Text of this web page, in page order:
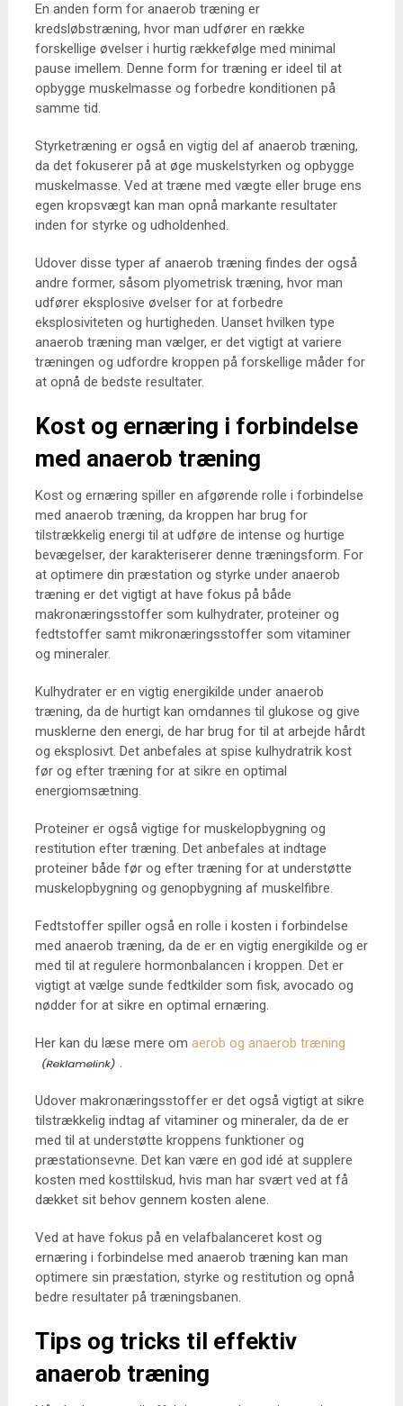
En anden form for anaerob træning er
kredsløbstræning, hvor man udfører en række
forskellige øvelser i hurtig rækkefølge med minimal
pause imellem. Denne form for træning er ideel til at
opbygge muskelmasse og forbedre konditionen på
samme tid.
Styrketræning er også en vigtig del af anaerob træning,
da det fokuserer på at øge muskelstyrken og opbygge
muskelmasse. Ved at træne med vægte eller bruge ens
egen kropsvægt kan man opnå markante resultater
inden for styrke og udholdenhed.
Udover disse typer af anaerob træning findes der også
andre former, såsom plyometrisk træning, hvor man
udfører eksplosive øvelser for at forbedre
eksplosiviteten og hurtigheden. Uanset hvilken type
anaerob træning man vælger, er det vigtigt at variere
træningen og udfordre kroppen på forskellige måder for
at opnå de bedste resultater.
Kost og ernæring i forbindelse
med anaerob træning
Kost og ernæring spiller en afgørende rolle i forbindelse
med anaerob træning, da kroppen har brug for
tilstrækkelig energi til at udføre de intense og hurtige
bevægelser, der karakteriserer denne træningsform. For
at optimere din præstation og styrke under anaerob
træning er det vigtigt at have fokus på både
makronæringsstoffer som kulhydrater, proteiner og
fedtstoffer samt mikronæringsstoffer som vitaminer
og mineraler.
Kulhydrater er en vigtig energikilde under anaerob
træning, da de hurtigt kan omdannes til glukose og give
musklerne den energi, de har brug for til at arbejde hårdt
og eksplosivt. Det anbefales at spise kulhydratrik kost
før og efter træning for at sikre en optimal
energiomsætning.
Proteiner er også vigtige for muskelopbygning og
restitution efter træning. Det anbefales at indtage
proteiner både før og efter træning for at understøtte
muskelopbygning og genopbygning af muskelfibre.
Fedtstoffer spiller også en rolle i kosten i forbindelse
med anaerob træning, da de er en vigtig energikilde og er
med til at regulere hormonbalancen i kroppen. Det er
vigtigt at vælge sunde fedtkilder som fisk, avocado og
nødder for at sikre en optimal ernæring.
Her kan du læse mere om aerob og anaerob træning
.
Udover makronæringsstoffer er det også vigtigt at sikre
tilstrækkelig indtag af vitaminer og mineraler, da de er
med til at understøtte kroppens funktioner og
præstationsevne. Det kan være en god idé at supplere
kosten med kosttilskud, hvis man har svært ved at få
dækket sit behov gennem kosten alene.
Ved at have fokus på en velafbalanceret kost og
ernæring i forbindelse med anaerob træning kan man
optimere sin præstation, styrke og restitution og opnå
bedre resultater på træningsbanen.
Tips og tricks til effektiv
anaerob træning